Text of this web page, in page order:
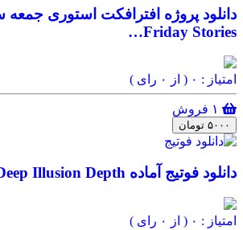
Friday Stories…
امتیاز : ۰ ( از ۰ رای )
۵۰۰۰ تومان
دانلود فوتیج آماده Deep Illusion Depth
امتیاز : ۰ ( از ۰ رای )